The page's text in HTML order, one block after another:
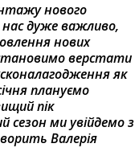
нового
нас дуже важливо,
нових
верстати
як
плануємо
пік
сезон ми увійдемо з
Валерія